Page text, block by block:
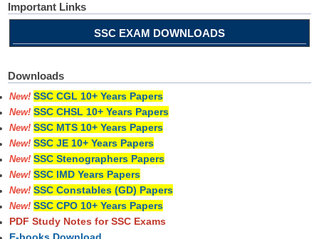
Important Links
SSC EXAM DOWNLOADS
Downloads
New! SSC CGL 10+ Years Papers
New! SSC CHSL 10+ Years Papers
New! SSC MTS 10+ Years Papers
New! SSC JE 10+ Years Papers
New! SSC Stenographers Papers
New! SSC IMD Years Papers
New! SSC Constables (GD) Papers
New! SSC CPO 10+ Years Papers
PDF Study Notes for SSC Exams